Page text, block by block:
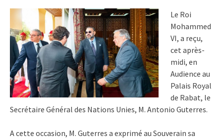
Le Roi
Mohammed
VI, a reçu,
cet après-
midi, en
Audience au
Palais Royal
de Rabat, le
Secrétaire Général des Nations Unies, M. Antonio Guterres.
A cette occasion, M. Guterres a exprimé au Souverain sa